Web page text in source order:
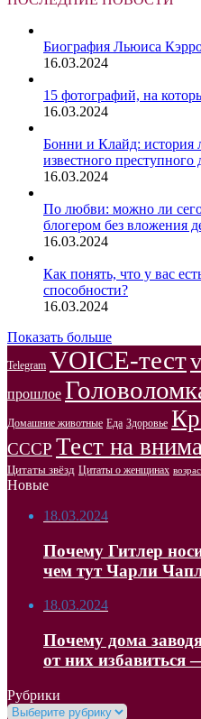
Биография Льюиса
16.03.2024
15 фотографий, на
16.03.2024
Бонни и Клайд: история
известного преступного
16.03.2024
По любви: можно ли
блогером без вложения
16.03.2024
Как понять, что у вас
способности?
16.03.2024
Показать больше
Telegram VOICE-тест
прошлое
Домашние животные Еда Здоровье
СССР Тест на
Цитаты звёзд Цитаты о женщинах
Новые
18.03.2024
Почему Гитлер
чем тут Чарли
18.03.2024
Почему дома
от них избавиться
Рубрики
Рубрики